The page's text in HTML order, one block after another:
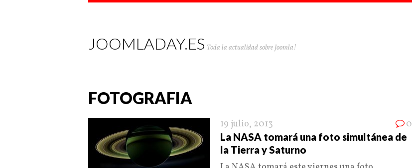
JOOMLADAY.ES Toda la actualidad sobre Joomla!
FOTOGRAFIA
19 julio, 2013 0
La NASA tomará una foto simultánea de
la Tierra y Saturno